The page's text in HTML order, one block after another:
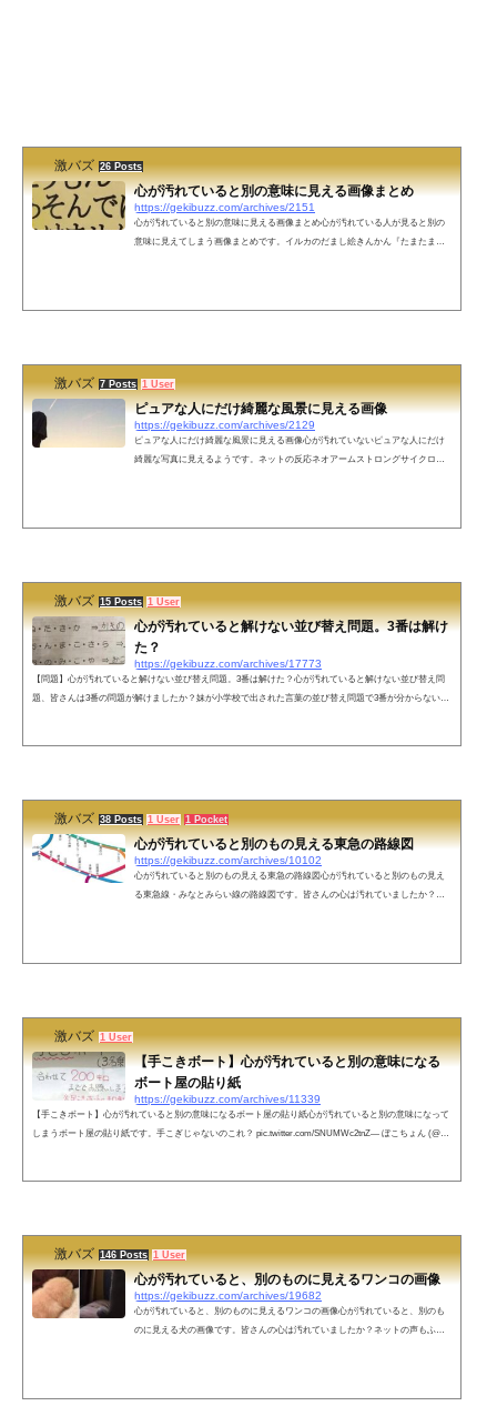
激バズ 26 Posts
心が汚れていると別の意味に見える画像まとめ
https://gekibuzz.com/archives/2151
心が汚れていると別の意味に見える画像まとめ心が汚れている人が見ると別の
意味に見えてしまう画像まとめです。イルカのだまし絵きんかん『たまたま』
激バズ 7 Posts 1 User
ピュアな人にだけ綺麗な風景に見える画像
https://gekibuzz.com/archives/2129
ピュアな人にだけ綺麗な風景に見える画像心が汚れていないピュアな人にだけ
綺麗な写真に見えるようです。ネットの反応ネオアームストロングサイクロン
激バズ 15 Posts 1 User
心が汚れていると解けない並び替え問題。3番は解け
た？
https://gekibuzz.com/archives/17773
【問題】心が汚れていると解けない並び替え問題。3番は解けた？心が汚れていると解けない並び替え問
題、皆さんは3番の問題が解けましたか？妹が小学校で出された言葉の並び替え問題で3番が分からないと
激バズ 38 Posts 1 User 1 Pocket
心が汚れていると別のもの見える東急の路線図
https://gekibuzz.com/archives/10102
心が汚れていると別のもの見える東急の路線図心が汚れていると別のもの見え
る東急線・みなとみらい線の路線図です。皆さんの心は汚れていましたか？東
激バズ 1 User
【手こきボート】心が汚れていると別の意味になる
ボート屋の貼り紙
https://gekibuzz.com/archives/11339
【手こきボート】心が汚れていると別の意味になるボート屋の貼り紙心が汚れていると別の意味になって
しまうボート屋の貼り紙です。手こぎじゃないのこれ？ pic.twitter.com/SNUMWc2tnZ— ぼこちょん (@bo
激バズ 146 Posts 1 User
心が汚れていると、別のものに見えるワンコの画像
https://gekibuzz.com/archives/19682
心が汚れていると、別のものに見えるワンコの画像心が汚れていると、別のも
のに見える犬の画像です。皆さんの心は汚れていましたか？ネットの声もふも